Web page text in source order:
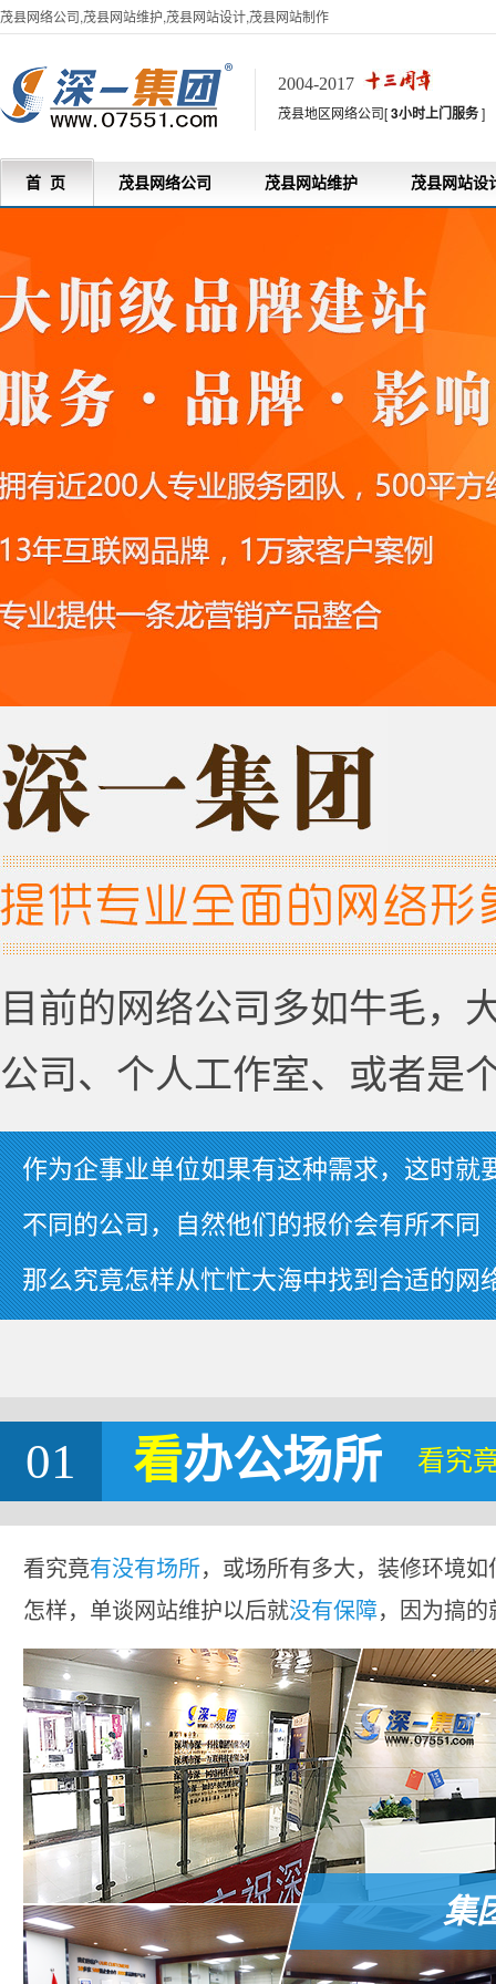
茂县网络公司,茂县网站维护,茂县网站设计,茂县网站制作
2004-2017
茂县地区网络公司[3小时上门服务]
首 页 茂县网络公司 茂县网站维护 茂县网站设
目前的网络公司多如牛毛，
公司、个人工作室、或者是
作为企事业单位如果有这种需求，这时就
不同的公司，自然他们的报价会有所不同
那么究竟怎样从忙忙大海中找到合适的网
01 看办公场所 看究
看究竟有没有场所，或场所有多大，装修环境
怎样，单谈网站维护以后就没有保障，因为搞
集